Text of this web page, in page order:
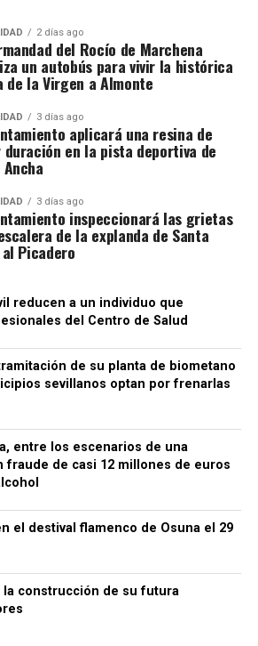
2 días ago
del Rocío de Marchena
un autobús para vivir la histórica
de la Virgen a Almonte
3 días ago
aplicará una resina de
duración en la pista deportiva de
Ancha
3 días ago
inspeccionará las grietas
de la explanda de Santa
Picadero
reducen a un individuo que
del Centro de Salud
de su planta de biometano
sevillanos optan por frenarlas
entre los escenarios de una
fraude de casi 12 millones de euros
el destival flamenco de Osuna el 29
la construcción de su futura